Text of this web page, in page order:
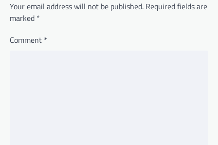
Your email address will not be published. Required fields are
marked *
Comment *